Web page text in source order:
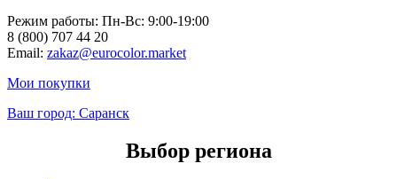
Режим работы: Пн-Вc: 9:00-19:00
8 (800) 707 44 20
Email: zakaz@eurocolor.market
Мои покупки
Ваш город: Саранск
Выбор региона